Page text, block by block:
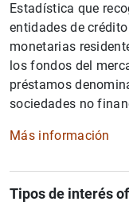
Estadística que
entidades de
monetarias
los fondos del
préstamos
sociedades no
Más información
Tipos de interés